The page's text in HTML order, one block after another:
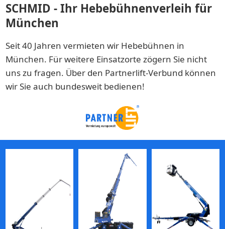
SCHMID - Ihr Hebebühnenverleih für
München
Seit 40 Jahren vermieten wir Hebebühnen in
München. Für weitere Einsatzorte zögern Sie nicht
uns zu fragen. Über den Partnerlift-Verbund können
wir Sie auch bundesweit bedienen!